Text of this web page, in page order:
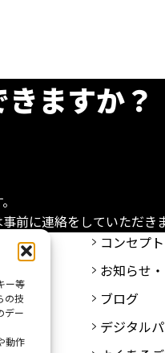
ー等
の技
デー
動作
ますか？
前に連絡をしていただき
コンセプト
お知らせ
ブログ
デジタル